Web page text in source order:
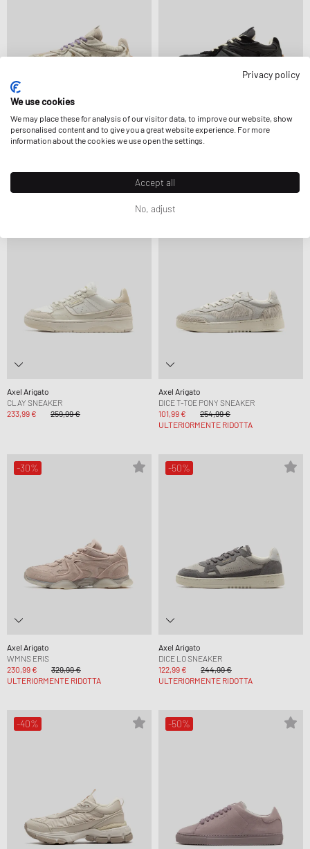
Axel Arigato
SLOW RUNNER
Axel Arigato
SLOW RUNNER
Axel Arigato
CLAY SNEAKER
233,99 €
259,99 €
-60%
Axel Arigato
DICE T-TOE PONY SNEAKER
101,99 €
254,99 €
ULTERIORMENTE RIDOTTA
-30%
Axel Arigato
WMNS ERIS
230,99 €
329,99 €
ULTERIORMENTE RIDOTTA
-50%
Axel Arigato
DICE LO SNEAKER
122,99 €
244,99 €
ULTERIORMENTE RIDOTTA
-40% -50%
Privacy policy
We use cookies
We may place these for analysis of our visitor data, to improve our website, show
personalised content and to give you a great website experience. For more
information about the cookies we use open the settings.
Accept all
No, adjust